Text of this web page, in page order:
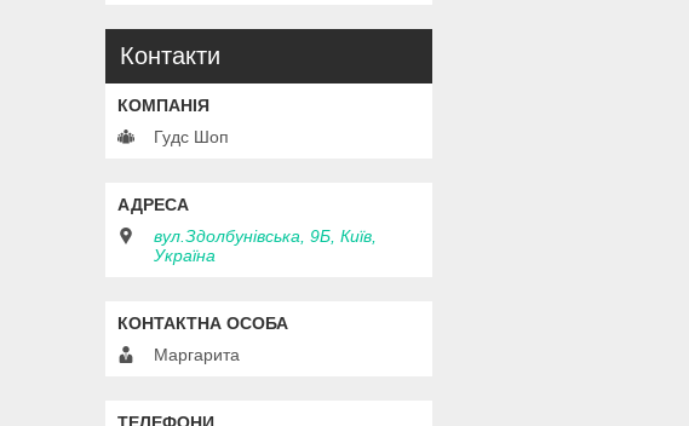
Контакти
Гудс Шоп
вул.Здолбунівська, 9Б, Київ,
Україна
Маргарита